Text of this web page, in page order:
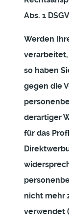
Abs. 1
Werden
so haben
gegen die
derartiger
für das
nicht mehr
verwendet